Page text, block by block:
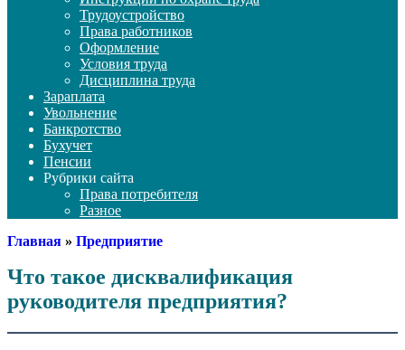
Трудоустройство
Права работников
Оформление
Условия труда
Дисциплина труда
Зараплата
Увольнение
Банкротство
Бухучет
Пенсии
Рубрики сайта
Права потребителя
Разное
Главная » Предприятие
Что такое дисквалификация
руководителя предприятия?